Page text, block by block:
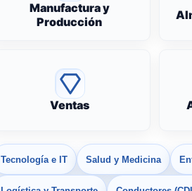
Manufactura y
Producción
Ventas
Tecnología e IT Salud y Medicina